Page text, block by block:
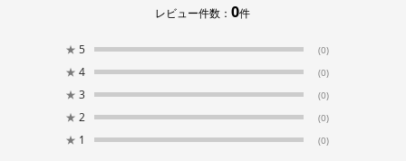
レビュー件数：0件
★ 5 (0)
★ 4 (0)
★ 3 (0)
★ 2 (0)
★ 1 (0)